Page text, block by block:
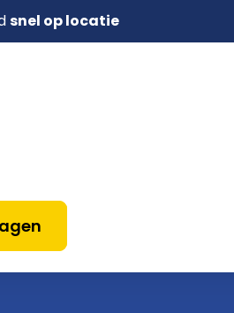
snel op locatie